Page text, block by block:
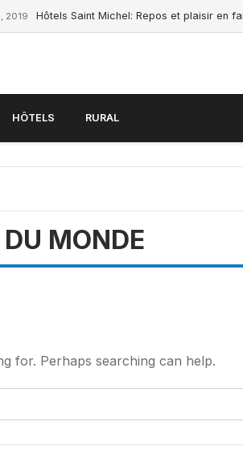
2019 Hôtels Saint Michel: Repos et plaisir en
HÔTELS RURAL
DU MONDE
for. Perhaps searching can help.